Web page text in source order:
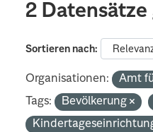
2
Sortieren nach
Organisationen:
Amt
Tags:
Bevölkerung